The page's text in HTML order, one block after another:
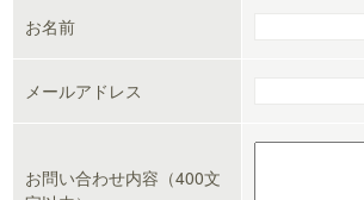
お名前
メールアドレス
お問い合わせ内容（400文